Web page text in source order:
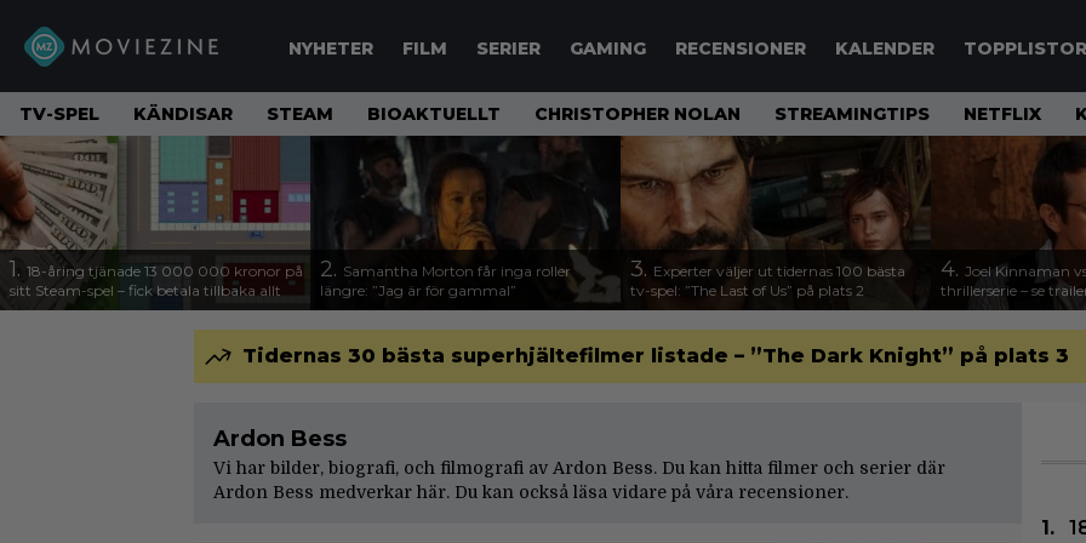
NYHETER FILM SERIER GAMING RECENSIONER KALENDER TOPPLISTOR
TV-SPEL KÄNDISAR STEAM BIOAKTUELLT CHRISTOPHER NOLAN STREAMINGTIPS NETFLIX
1. 18-åring tjänade 13 000 000 kronor på
sitt Steam-spel – fick betala tillbaka allt
2. Samantha Morton får inga roller
längre: ”Jag är för gammal”
3. Experter väljer ut tidernas 100 bästa
tv-spel: ”The Last of Us” på plats 2
4. Joel Kinnaman
thrillerserie – se
Tidernas 30 bästa superhjältefilmer listade – ”The Dark Knight” på plats 3
Ardon Bess
Vi har bilder, biografi, och filmografi av Ardon Bess. Du kan hitta filmer och serier där
Ardon Bess medverkar här. Du kan också läsa vidare på våra recensioner.